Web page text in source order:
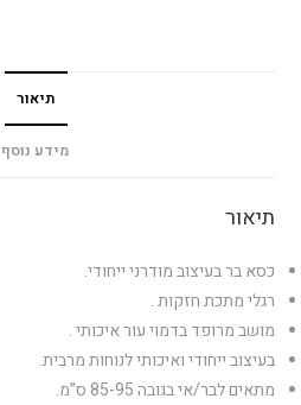
תיאור
מידע נוסף
תיאור
כסא בר בעיצוב מודרני ייחודי.
רגלי מתכת חזקות .
מושב מרופד בדמוי עור איכותי .
בעיצוב ייחודי ואיכותי לנוחות מרבית.
מתאים לבר/אי בגובה 85-95 ס”מ.